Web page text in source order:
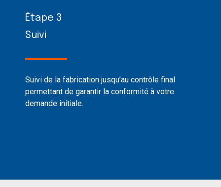
Étape 3
Suivi
Suivi de la fabrication jusqu’au contrôle final
permettant de garantir la conformité à votre
demande initiale.